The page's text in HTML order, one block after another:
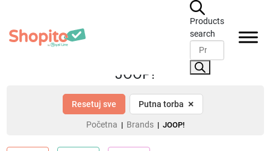
Products
search
Besplatna dostava preko 6000 din.
JOOP!
Resetuj sve Putna torba ×
Početna | Brands| JOOP!